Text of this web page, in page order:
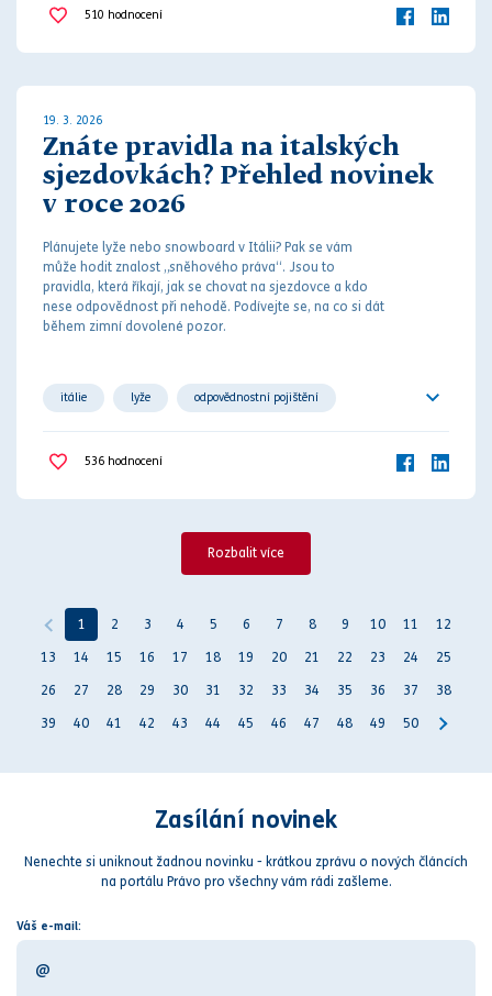
510 hodnocení
19. 3. 2026
Znáte pravidla na italských
sjezdovkách? Přehled novinek
v roce 2026
Plánujete lyže nebo snowboard v Itálii? Pak se vám
může hodit znalost „sněhového práva“. Jsou to
pravidla, která říkají, jak se chovat na sjezdovce a kdo
nese odpovědnost při nehodě. Podívejte se, na co si dát
během zimní dovolené pozor.
itálie lyže odpovědnostní pojištění
pokuty pravidla
výbava
536 hodnocení
Rozbalit více
1 2 3 4 5 6 7 8 9 10 11 12
13 14 15 16 17 18 19 20 21 22 23 24 25
26 27 28 29 30 31 32 33 34 35 36 37 38
39 40 41 42 43 44 45 46 47 48 49 50
Zasílání novinek
Nenechte si uniknout žadnou novinku - krátkou zprávu o nových článcích
na portálu Právo pro všechny vám rádi zašleme.
Váš e-mail: